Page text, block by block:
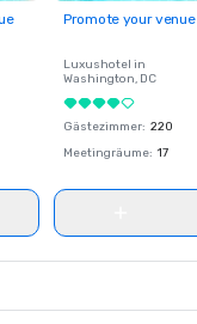
Promote your venue
Luxushotel in
Washington, DC
Gästezimmer: 220
Meetingräume: 17